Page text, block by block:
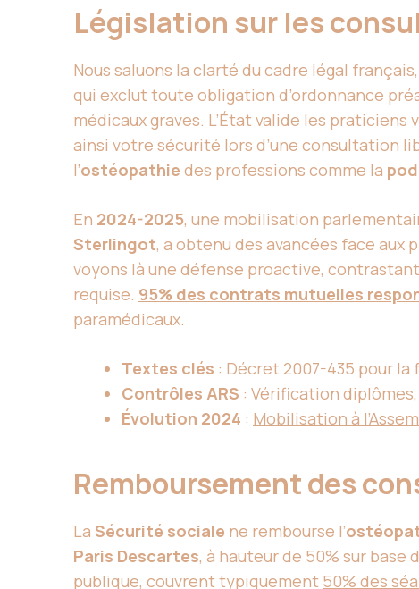
Législation sur les
Nous saluons la clarté du cadre légal
qui exclut toute obligation d’ordonnance
médicaux graves. L’État valide les praticiens
ainsi votre sécurité lors d’une consultation
l’ostéopathie des professions comme la
En 2024-2025, une mobilisation
Sterlingot, a obtenu des avancées face aux
voyons là une défense proactive,
requise. 95% des contrats mutuelles
paramédicaux.
Textes clés : Décret 2007-435 pour
Contrôles ARS : Vérification
Évolution 2024 : Mobilisation à
Remboursement des
La Sécurité sociale ne rembourse l’
Paris Descartes, à hauteur de 50% sur base
publique, couvrent typiquement 50% des